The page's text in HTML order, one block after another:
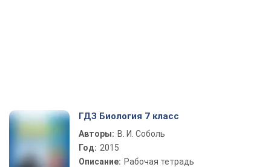
ГДЗ Биология 7 класс
Авторы: В. И. Соболь
Год: 2015
Описание: Рабочая тетрадь